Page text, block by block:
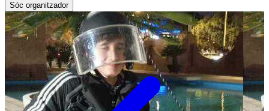
Sóc organitzador